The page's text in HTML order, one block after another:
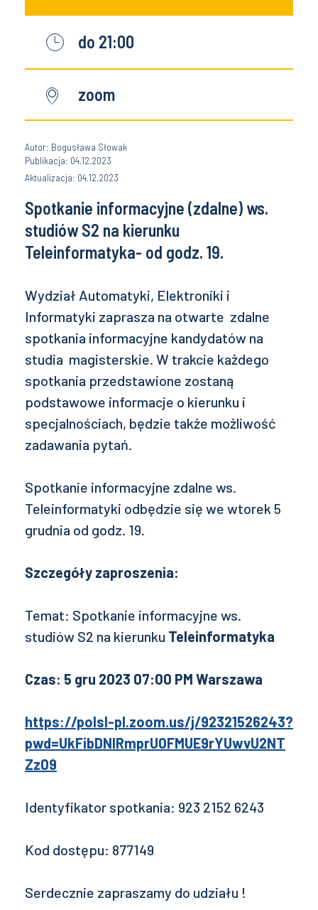
do 21:00
zoom
Autor: Bogusława Słowak
Publikacja: 04.12.2023
Aktualizacja: 04.12.2023
Spotkanie informacyjne (zdalne) ws.
studiów S2 na kierunku
Teleinformatyka- od godz. 19.
Wydział Automatyki, Elektroniki i
Informatyki zaprasza na otwarte zdalne
spotkania informacyjne kandydatów na
studia magisterskie. W trakcie każdego
spotkania przedstawione zostaną
podstawowe informacje o kierunku i
specjalnościach, będzie także możliwość
zadawania pytań.
Spotkanie informacyjne zdalne ws.
Teleinformatyki odbędzie się we wtorek 5
grudnia od godz. 19.
Szczegóły zaproszenia:
Temat: Spotkanie informacyjne ws.
studiów S2 na kierunku Teleinformatyka
Czas: 5 gru 2023 07:00 PM Warszawa
https://polsl-pl.zoom.us/j/92321526243?
pwd=UkFibDNIRmprU0FMUE9rYUwvU2NT
Zz09
Identyfikator spotkania: 923 2152 6243
Kod dostępu: 877149
Serdecznie zapraszamy do udziału !